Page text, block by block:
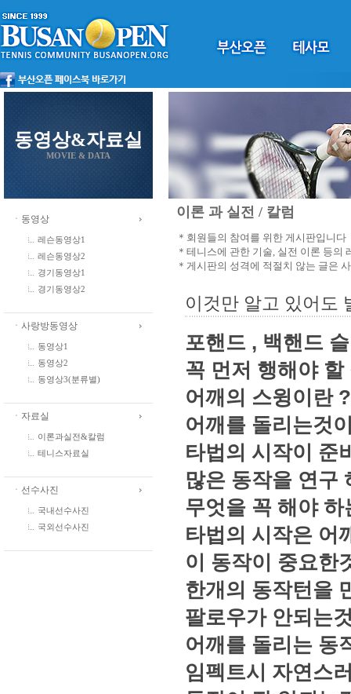
동영상&자료실
MOVIE & DATA
ㆍ동영상
레슨동영상1
레슨동영상2
경기동영상1
경기동영상2
ㆍ사랑방동영상
동영상1
동영상2
동영상3(분류별)
ㆍ자료실
이론과실전&칼럼
테니스자료실
ㆍ선수사진
국내선수사진
국외선수사진
이론 과 실전 / 칼럼
＊회원들의 참여를 위한 게시판입니다
＊테니스에 관한 기술, 실전 이론 등의
＊게시판의 성격에 적절치 않는 글은
이것만 알고 있어도
포핸드 , 백핸드
꼭 먼저 행해야
어깨의 스윙이란 ?
어깨를 돌리는것
타법의 시작이 준
많은 동작을 연구
무엇을 꼭 해야
타법의 시작은 어
이 동작이 중요한
한개의 동작턴을
팔로우가 안되는
어깨를 돌리는 동
임펙트시 자연스